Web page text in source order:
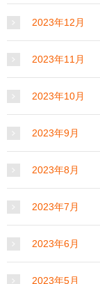
2023年12月
2023年11月
2023年10月
2023年9月
2023年8月
2023年7月
2023年6月
2023年5月